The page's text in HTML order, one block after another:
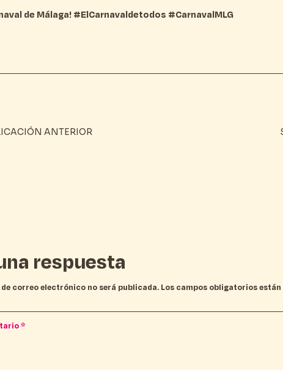
de Málaga! #ElCarnavaldetodos #CarnavalMLG
ANTERIOR
respuesta
correo electrónico no será publicada. Los campos obligatorios